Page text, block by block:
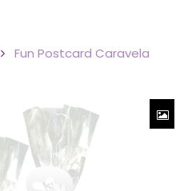
Fun Postcard Caravela